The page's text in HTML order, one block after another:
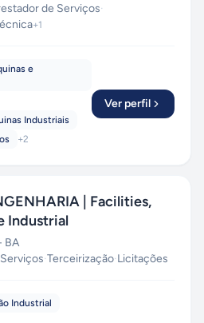
de Serviços·
+1
e
Industriais
+2
Ver perfil
| Facilities,
Industrial
BA
·Terceirização·Licitações
Industrial